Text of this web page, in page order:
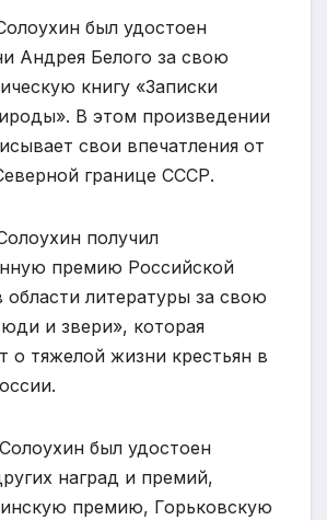
был удостоен
Андрея Белого за свою
книгу «Записки
В этом произведении
свои впечатления от
границе СССР.
получил
премию Российской
литературы за свою
и звери», которая
о тяжелой жизни крестьян в
был удостоен
наград и премий,
премию, Горьковскую